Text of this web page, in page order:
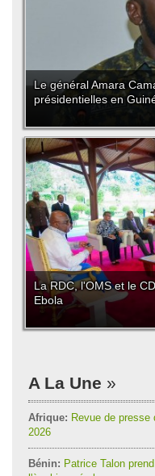
Le général Amara
présidentielles en
La RDC, l'OMS et le
Ebola
A La Une
Afrique: Revue de presse
2026
Bénin: Patrice Talon